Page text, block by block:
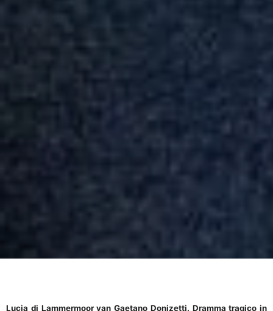
Lucia di Lammermoor van Gaetano Donizetti. Dramma tragico in